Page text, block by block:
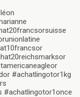
#achatlingotor1kg
#achatlingotor1once